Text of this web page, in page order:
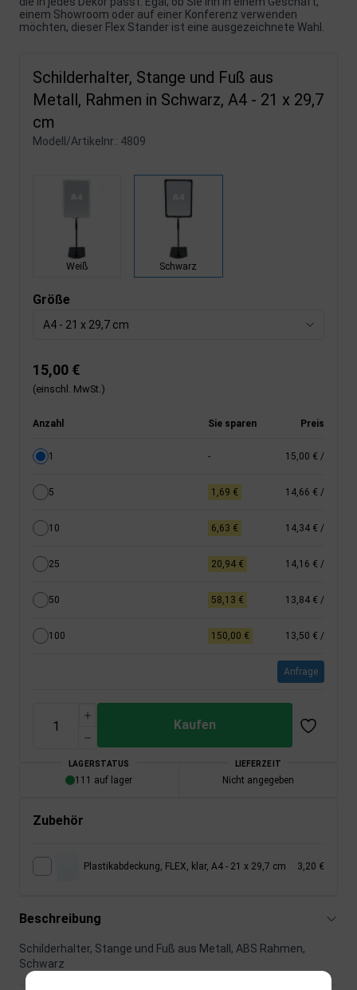
einem Showroom oder auf einer Konferenz verwenden
möchten, dieser Flex Stander ist eine ausgezeichnete Wahl.
Schilderhalter, Stange und Fuß aus
Metall, Rahmen in Schwarz, A4 - 21 x 29,7
cm
Modell/Artikelnr.: 4809
Weiß Schwarz
Größe
A4 - 21 x 29,7 cm
15,00 €
(einschl. MwSt.)
Anzahl Sie sparen Preis
1 - 15,00 € /
5 1,69 € 14,66 € /
10 6,63 € 14,34 € /
25 20,94 € 14,16 € /
50 58,13 € 13,84 € /
100 150,00 € 13,50 € /
Anfrage
Kaufen
LAGERSTATUS
111 auf lager
LIEFERZEIT
Nicht angegeben
Zubehör
Plastikabdeckung, FLEX, klar, A4 - 21 x 29,7 cm 3,20 €
Beschreibung
Schilderhalter, Stange und Fuß aus Metall, ABS Rahmen,
Schwarz